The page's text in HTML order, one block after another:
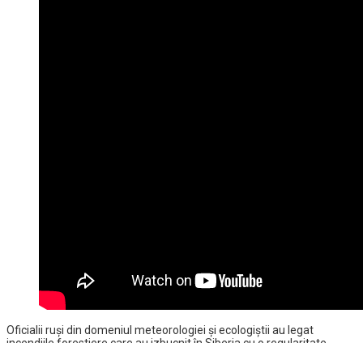
Oficialii ruși din domeniul meteorologiei și ecologiștii au legat